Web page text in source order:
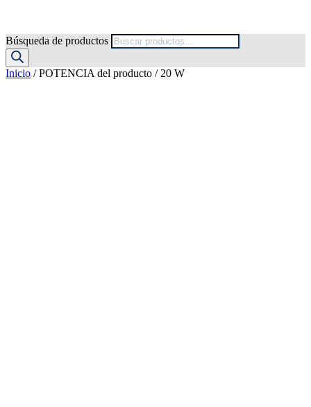
Búsqueda de productos
Inicio / POTENCIA del producto / 20 W